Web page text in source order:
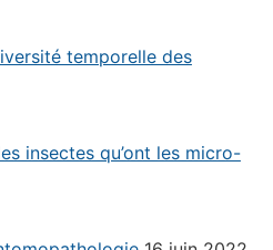
temporelle des
insectes qu’ont les micro-